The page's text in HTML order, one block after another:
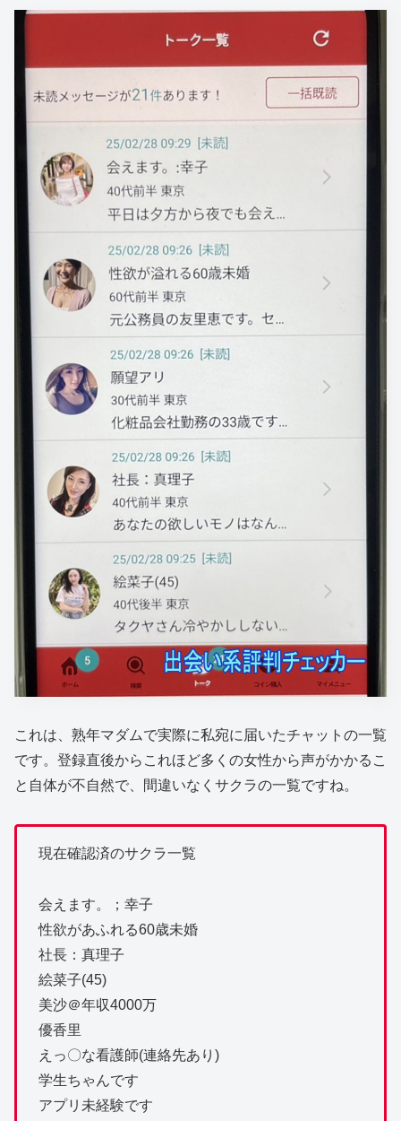
これは、熟年マダムで実際に私宛に届いたチャットの一覧
です。登録直後からこれほど多くの女性から声がかかるこ
と自体が不自然で、間違いなくサクラの一覧ですね。
現在確認済のサクラ一覧
会えます。；幸子
性欲があふれる60歳未婚
社長：真理子
絵菜子(45)
美沙＠年収4000万
優香里
えっ〇な看護師(連絡先あり)
学生ちゃんです
アプリ未経験です